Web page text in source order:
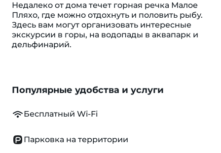
Недалеко от дома течет горная речка Малое
Пляхо, где можно отдохнуть и половить рыбу.
Здесь вам могут организовать интересные
экскурсии в горы, на водопады в аквапарк и
дельфинарий.
Популярные удобства и услуги
Бесплатный Wi-Fi
Парковка на территории